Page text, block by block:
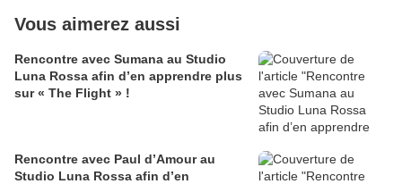
Vous aimerez aussi
Rencontre avec Sumana au Studio
Luna Rossa afin d’en apprendre plus
sur « The Flight » !
Rencontre avec Paul d’Amour au
Studio Luna Rossa afin d’en